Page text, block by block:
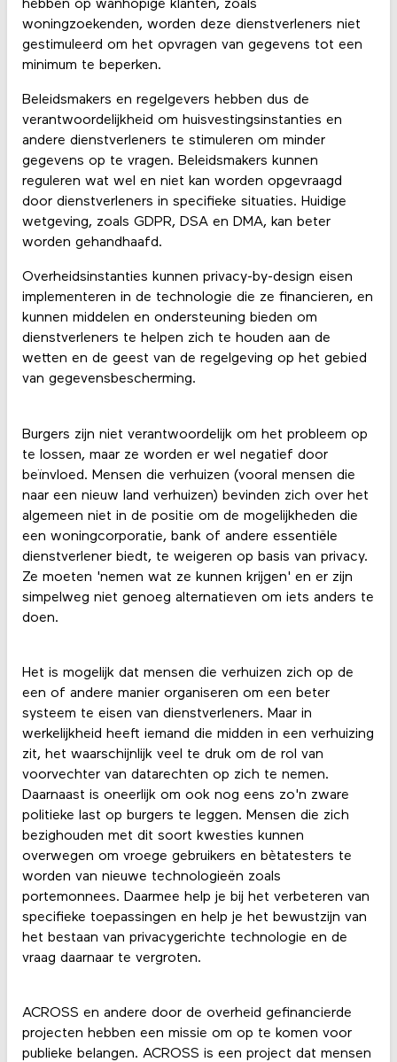
hebben op wanhopige klanten, zoals
woningzoekenden, worden deze dienstverleners niet
gestimuleerd om het opvragen van gegevens tot een
minimum te beperken.
Beleidsmakers en regelgevers hebben dus de
verantwoordelijkheid om huisvestingsinstanties en
andere dienstverleners te stimuleren om minder
gegevens op te vragen. Beleidsmakers kunnen
reguleren wat wel en niet kan worden opgevraagd
door dienstverleners in specifieke situaties. Huidige
wetgeving, zoals GDPR, DSA en DMA, kan beter
worden gehandhaafd.
Overheidsinstanties kunnen privacy-by-design eisen
implementeren in de technologie die ze financieren, en
kunnen middelen en ondersteuning bieden om
dienstverleners te helpen zich te houden aan de
wetten en de geest van de regelgeving op het gebied
van gegevensbescherming.
Burgers zijn niet verantwoordelijk om het probleem op
te lossen, maar ze worden er wel negatief door
beïnvloed. Mensen die verhuizen (vooral mensen die
naar een nieuw land verhuizen) bevinden zich over het
algemeen niet in de positie om de mogelijkheden die
een woningcorporatie, bank of andere essentiële
dienstverlener biedt, te weigeren op basis van privacy.
Ze moeten 'nemen wat ze kunnen krijgen' en er zijn
simpelweg niet genoeg alternatieven om iets anders te
doen.
Het is mogelijk dat mensen die verhuizen zich op de
een of andere manier organiseren om een beter
systeem te eisen van dienstverleners. Maar in
werkelijkheid heeft iemand die midden in een verhuizing
zit, het waarschijnlijk veel te druk om de rol van
voorvechter van datarechten op zich te nemen.
Daarnaast is oneerlijk om ook nog eens zo'n zware
politieke last op burgers te leggen. Mensen die zich
bezighouden met dit soort kwesties kunnen
overwegen om vroege gebruikers en bètatesters te
worden van nieuwe technologieën zoals
portemonnees. Daarmee help je bij het verbeteren van
specifieke toepassingen en help je het bewustzijn van
het bestaan van privacygerichte technologie en de
vraag daarnaar te vergroten.
ACROSS en andere door de overheid gefinancierde
projecten hebben een missie om op te komen voor
publieke belangen. ACROSS is een project dat mensen